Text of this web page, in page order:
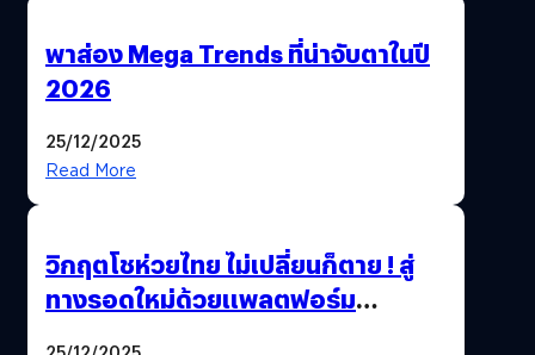
พาส่อง Mega Trends ที่น่าจับตาในปี
2026
25/12/2025
Read More
วิกฤตโชห่วยไทย ไม่เปลี่ยนก็ตาย ! สู่
ทางรอดใหม่ด้วยแพลตฟอร์ม